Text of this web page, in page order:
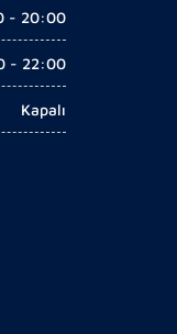
- 20:00
- 22:00
Kapalı